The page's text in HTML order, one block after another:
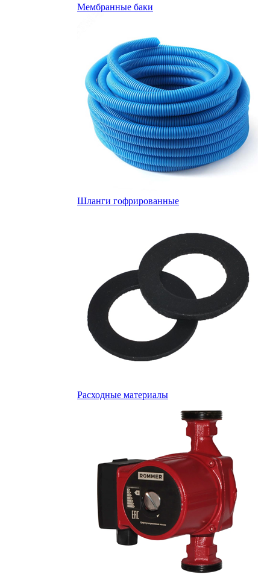
Мембранные баки
Шланги гофрированные
Расходные материалы